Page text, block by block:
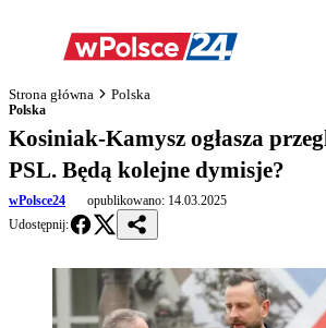
Strona główna Polska
Polska
Kosiniak-Kamysz ogłasza
PSL. Będą kolejne dymisje?
wPolsce24 opublikowano: 14.03.2025
Udostępnij: